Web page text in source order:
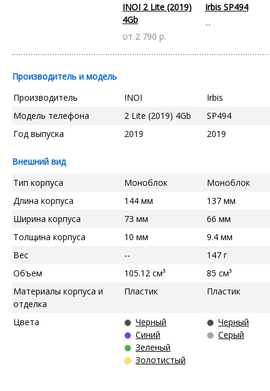
INOI 2 Lite (2019)
4Gb
от 2 790 р.
Irbis SP494
--
Производитель и модель
Производитель
INOI
Irbis
Модель телефона
2 Lite (2019) 4Gb
SP494
Год выпуска
2019 2019
Внешний вид
Тип корпуса
Моноблок
Моноблок
Длина корпуса
144 мм
137 мм
Ширина корпуса
73 мм
66 мм
Толщина корпуса
10 мм
9.4 мм
Вес
--
147 г
Объем
105.12 см³
85 см³
Материалы корпуса и
отделка
Пластик Пластик
Цвета
Черный
Синий
Зеленый
Золотистый
Черный
Серый